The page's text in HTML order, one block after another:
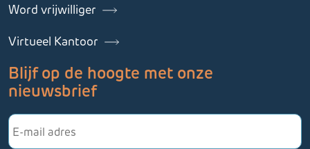
Word vrijwilliger
Virtueel Kantoor
Blijf op de hoogte met onze
nieuwsbrief
E-
mailadres